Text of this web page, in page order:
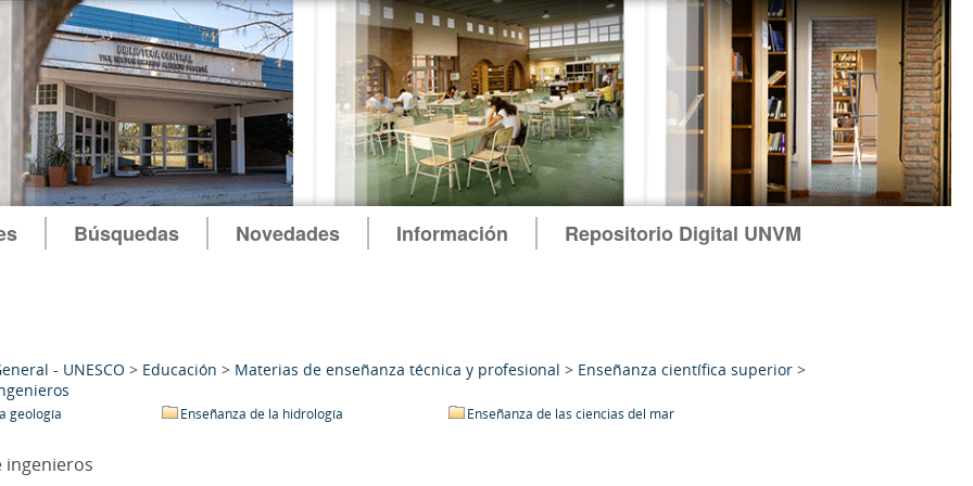
Búsquedas Novedades Información Repositorio Digital UNVM
- UNESCO > Educación > Materias de enseñanza técnica y profesional > Enseñanza científica superior >
geología Enseñanza de la hidrología Enseñanza de las ciencias del mar
ingenieros